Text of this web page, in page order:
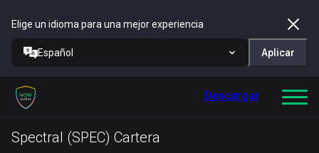
Elige un idioma para una mejor experiencia
Español Aplicar
Descargar
Spectral (SPEC) Cartera